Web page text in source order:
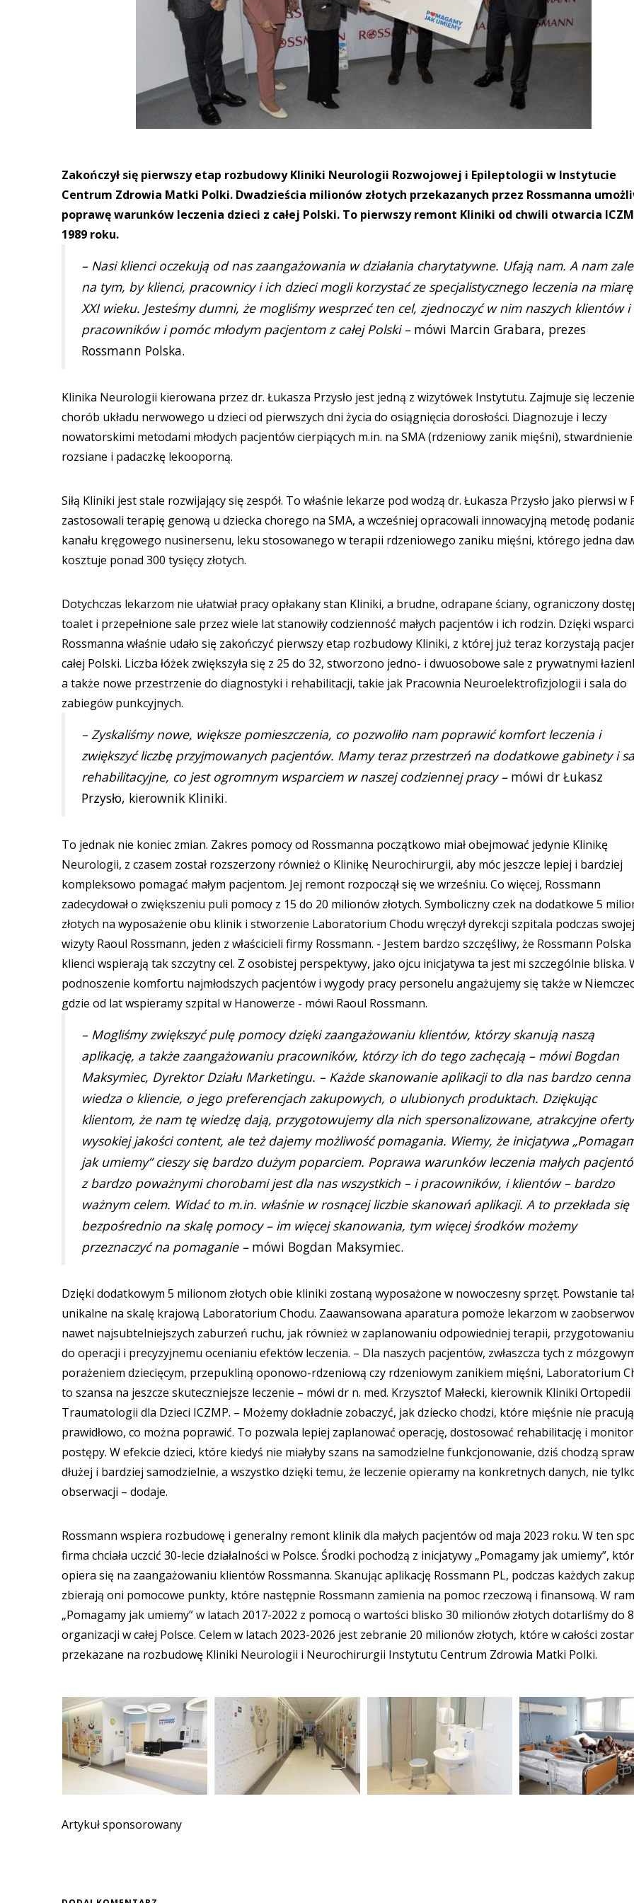
Zakończył się pierwszy etap rozbudowy Kliniki Neurologii Rozwojowej i Epileptologii w Instytucie
Centrum Zdrowia Matki Polki. Dwadzieścia milionów złotych przekazanych przez Rossmanna
poprawę warunków leczenia dzieci z całej Polski. To pierwszy remont Kliniki od chwili otwarcia
1989 roku.
– Nasi klienci oczekują od nas zaangażowania w działania charytatywne. Ufają nam. A nam
na tym, by klienci, pracownicy i ich dzieci mogli korzystać ze specjalistycznego leczenia na miarę
XXI wieku. Jesteśmy dumni, że mogliśmy wesprzeć ten cel, zjednoczyć w nim naszych klientów i
pracowników i pomóc młodym pacjentom z całej Polski – mówi Marcin Grabara, prezes
Rossmann Polska.
Klinika Neurologii kierowana przez dr. Łukasza Przysło jest jedną z wizytówek Instytutu. Zajmuje się
chorób układu nerwowego u dzieci od pierwszych dni życia do osiągnięcia dorosłości. Diagnozuje i leczy
nowatorskimi metodami młodych pacjentów cierpiących m.in. na SMA (rdzeniowy zanik mięśni), stwardnienie
rozsiane i padaczkę lekooporną.
Siłą Kliniki jest stale rozwijający się zespół. To właśnie lekarze pod wodzą dr. Łukasza Przysło jako pierwsi w
zastosowali terapię genową u dziecka chorego na SMA, a wcześniej opracowali innowacyjną metodę
kanału kręgowego nusinersenu, leku stosowanego w terapii rdzeniowego zaniku mięśni, którego jedna
kosztuje ponad 300 tysięcy złotych.
Dotychczas lekarzom nie ułatwiał pracy opłakany stan Kliniki, a brudne, odrapane ściany, ograniczony
toalet i przepełnione sale przez wiele lat stanowiły codzienność małych pacjentów i ich rodzin. Dzięki
Rossmanna właśnie udało się zakończyć pierwszy etap rozbudowy Kliniki, z której już teraz korzystają
całej Polski. Liczba łóżek zwiększyła się z 25 do 32, stworzono jedno- i dwuosobowe sale z prywatnymi
a także nowe przestrzenie do diagnostyki i rehabilitacji, takie jak Pracownia Neuroelektrofizjologii i sala do
zabiegów punkcyjnych.
– Zyskaliśmy nowe, większe pomieszczenia, co pozwoliło nam poprawić komfort leczenia i
zwiększyć liczbę przyjmowanych pacjentów. Mamy teraz przestrzeń na dodatkowe gabinety i
rehabilitacyjne, co jest ogromnym wsparciem w naszej codziennej pracy –mówi dr Łukasz
Przysło, kierownik Kliniki.
To jednak nie koniec zmian. Zakres pomocy od Rossmanna początkowo miał obejmować jedynie Klinikę
Neurologii, z czasem został rozszerzony również o Klinikę Neurochirurgii, aby móc jeszcze lepiej i bardziej
kompleksowo pomagać małym pacjentom. Jej remont rozpoczął się we wrześniu. Co więcej, Rossmann
zadecydował o zwiększeniu puli pomocy z 15 do 20 milionów złotych. Symboliczny czek na dodatkowe 5
złotych na wyposażenie obu klinik i stworzenie Laboratorium Chodu wręczył dyrekcji szpitala podczas swojej
wizyty Raoul Rossmann, jeden z właścicieli firmy Rossmann. - Jestem bardzo szczęśliwy, że Rossmann
klienci wspierają tak szczytny cel. Z osobistej perspektywy, jako ojcu inicjatywa ta jest mi szczególnie bliska.
podnoszenie komfortu najmłodszych pacjentów i wygody pracy personelu angażujemy się także w
gdzie od lat wspieramy szpital w Hanowerze - mówi Raoul Rossmann.
– Mogliśmy zwiększyć pulę pomocy dzięki zaangażowaniu klientów, którzy skanują naszą
aplikację, a także zaangażowaniu pracowników, którzy ich do tego zachęcają – mówi Bogdan
Maksymiec, Dyrektor Działu Marketingu. – Każde skanowanie aplikacji to dla nas bardzo cenna
wiedza o kliencie, o jego preferencjach zakupowych, o ulubionych produktach. Dziękując
klientom, że nam tę wiedzę dają, przygotowujemy dla nich spersonalizowane, atrakcyjne
wysokiej jakości content, ale też dajemy możliwość pomagania. Wiemy, że inicjatywa
jak umiemy” cieszy się bardzo dużym poparciem. Poprawa warunków leczenia małych
z bardzo poważnymi chorobami jest dla nas wszystkich – i pracowników, i klientów – bardzo
ważnym celem. Widać to m.in. właśnie w rosnącej liczbie skanowań aplikacji. A to przekłada się
bezpośrednio na skalę pomocy – im więcej skanowania, tym więcej środków możemy
przeznaczyć na pomaganie –mówi Bogdan Maksymiec.
Dzięki dodatkowym 5 milionom złotych obie kliniki zostaną wyposażone w nowoczesny sprzęt. Powstanie
unikalne na skalę krajową Laboratorium Chodu. Zaawansowana aparatura pomoże lekarzom w
nawet najsubtelniejszych zaburzeń ruchu, jak również w zaplanowaniu odpowiedniej terapii,
do operacji i precyzyjnemu ocenianiu efektów leczenia. – Dla naszych pacjentów, zwłaszcza tych z
porażeniem dziecięcym, przepukliną oponowo-rdzeniową czy rdzeniowym zanikiem mięśni, Laboratorium
to szansa na jeszcze skuteczniejsze leczenie – mówi dr n. med. Krzysztof Małecki, kierownik Kliniki Ortopedii
Traumatologii dla Dzieci ICZMP. – Możemy dokładnie zobaczyć, jak dziecko chodzi, które mięśnie nie pracują
prawidłowo, co można poprawić. To pozwala lepiej zaplanować operację, dostosować rehabilitację i
postępy. W efekcie dzieci, które kiedyś nie miałyby szans na samodzielne funkcjonowanie, dziś chodzą
dłużej i bardziej samodzielnie, a wszystko dzięki temu, że leczenie opieramy na konkretnych danych, nie
obserwacji – dodaje.
Rossmann wspiera rozbudowę i generalny remont klinik dla małych pacjentów od maja 2023 roku. W ten
firma chciała uczcić 30-lecie działalności w Polsce. Środki pochodzą z inicjatywy „Pomagamy jak umiemy”,
opiera się na zaangażowaniu klientów Rossmanna. Skanując aplikację Rossmann PL, podczas każdych
zbierają oni pomocowe punkty, które następnie Rossmann zamienia na pomoc rzeczową i finansową. W
„Pomagamy jak umiemy” w latach 2017-2022 z pomocą o wartości blisko 30 milionów złotych dotarliśmy do
organizacji w całej Polsce. Celem w latach 2023-2026 jest zebranie 20 milionów złotych, które w całości
przekazane na rozbudowę Kliniki Neurologii i Neurochirurgii Instytutu Centrum Zdrowia Matki Polki.
Artykuł sponsorowany